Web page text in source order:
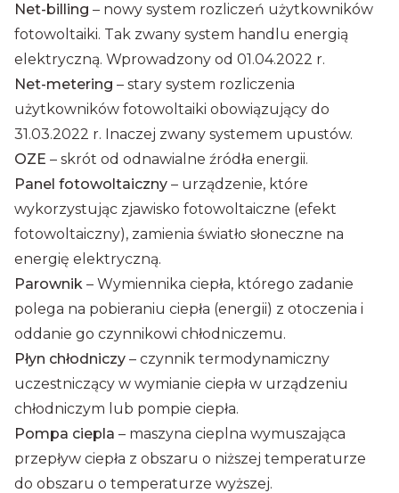
Net-billing – nowy system rozliczeń użytkowników
fotowoltaiki. Tak zwany system handlu energią
elektryczną. Wprowadzony od 01.04.2022 r.
Net-metering – stary system rozliczenia
użytkowników fotowoltaiki obowiązujący do
31.03.2022 r. Inaczej zwany systemem upustów.
OZE – skrót od odnawialne źródła energii.
Panel fotowoltaiczny – urządzenie, które
wykorzystując zjawisko fotowoltaiczne (efekt
fotowoltaiczny), zamienia światło słoneczne na
energię elektryczną.
Parownik – Wymiennika ciepła, którego zadanie
polega na pobieraniu ciepła (energii) z otoczenia i
oddanie go czynnikowi chłodniczemu.
Płyn chłodniczy – czynnik termodynamiczny
uczestniczący w wymianie ciepła w urządzeniu
chłodniczym lub pompie ciepła.
Pompa ciepla – maszyna cieplna wymuszająca
przepływ ciepła z obszaru o niższej temperaturze
do obszaru o temperaturze wyższej.